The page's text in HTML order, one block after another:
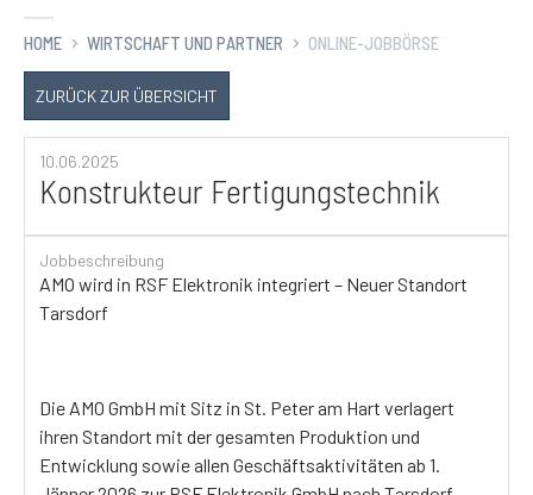
HOME WIRTSCHAFT UND PARTNER ONLINE-JOBBÖRSE
ZURÜCK ZUR ÜBERSICHT
10.06.2025
Konstrukteur Fertigungstechnik
Jobbeschreibung
AMO wird in RSF Elektronik integriert – Neuer Standort
Tarsdorf
Die AMO GmbH mit Sitz in St. Peter am Hart verlagert
ihren Standort mit der gesamten Produktion und
Entwicklung sowie allen Geschäftsaktivitäten ab 1.